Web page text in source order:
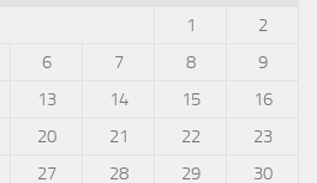
1
2
6 7 8
9
13 14 15
16
20 21 22
23
27 28 29
30